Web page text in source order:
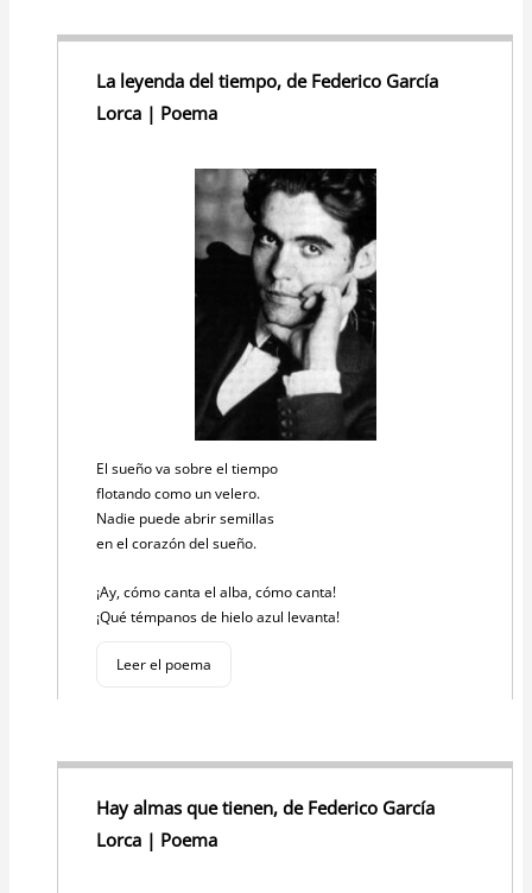
La leyenda del tiempo, de Federico García
Lorca | Poema
El sueño va sobre el tiempo
flotando como un velero.
Nadie puede abrir semillas
en el corazón del sueño.
¡Ay, cómo canta el alba, cómo canta!
¡Qué témpanos de hielo azul levanta!
Leer el poema
Hay almas que tienen, de Federico García
Lorca | Poema